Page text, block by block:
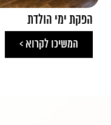
הפקת ימי הולדת
המשיכו לקרוא >